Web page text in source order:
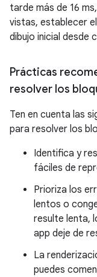
tarde más de 16
vistas, establecer
dibujo inicial desde
Prácticas
resolver los
Ten en cuenta las
para resolver los
Identifica y
fáciles de
Prioriza los
lentos o
resulte lenta,
app deje de
La
puedes